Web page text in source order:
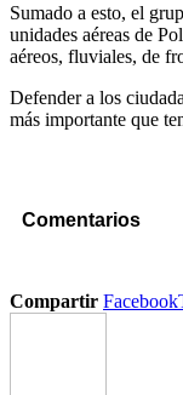
Sumado a esto, el
unidades aéreas de
aéreos, fluviales, de
Defender a los
más importante que
Comentarios
Compartir Facebook